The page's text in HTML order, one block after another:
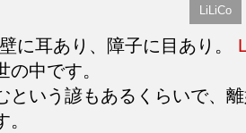
LiLiCo
に耳あり、障子に目あり。
中です。
という諺もあるくらいで、